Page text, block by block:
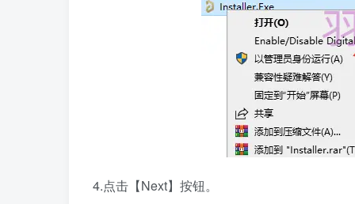
4.点击【Next】按钮。